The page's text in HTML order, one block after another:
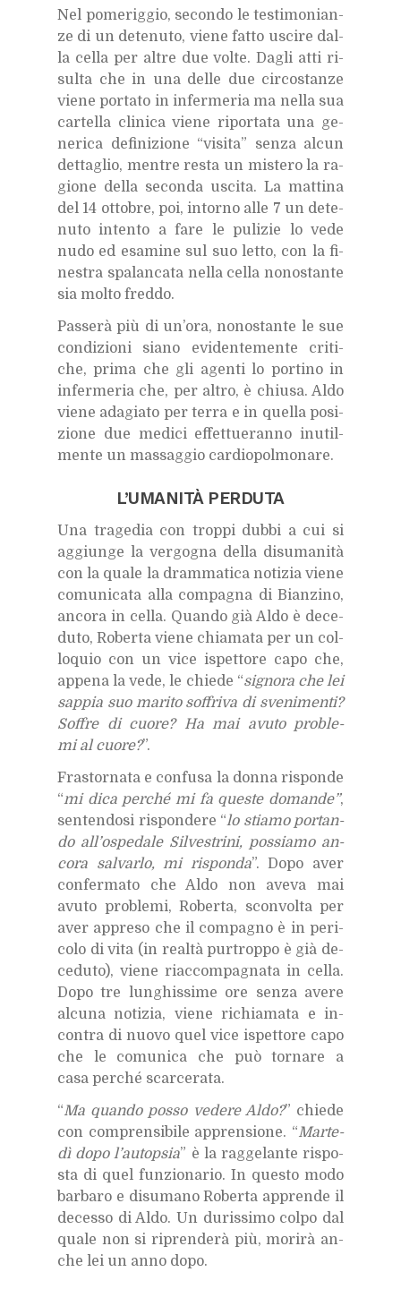
Nel po­me­rig­gio, se­con­do le te­sti­mo­nian­
ze di un de­te­nu­to, vie­ne fat­to usci­re dal­
la cel­la per al­tre due vol­te. Da­gli atti ri­
sul­ta che in una del­le due cir­co­stan­ze
vie­ne por­ta­to in in­fer­me­ria ma nel­la sua
car­tel­la cli­ni­ca vie­ne ri­por­ta­ta una ge­
ne­ri­ca de­fi­ni­zio­ne “vi­si­ta” sen­za al­cun
det­ta­glio, men­tre re­sta un mi­ste­ro la ra­
gio­ne del­la se­con­da usci­ta. La mat­ti­na
del 14 ot­to­bre, poi, in­tor­no alle 7 un de­te­
nu­to in­ten­to a fare le pu­li­zie lo vede
nudo ed esa­mi­ne sul suo let­to, con la fi­
ne­stra spa­lan­ca­ta nel­la cel­la no­no­stan­te
sia mol­to fred­do.
Pas­se­rà più di un’o­ra, no­no­stan­te le sue
con­di­zio­ni sia­no evi­den­te­men­te cri­ti­
che, pri­ma che gli agen­ti lo por­ti­no in
in­fer­me­ria che, per al­tro, è chiu­sa. Aldo
vie­ne ada­gia­to per ter­ra e in quel­la po­si­
zio­ne due me­di­ci ef­fet­tue­ran­no inu­til­
men­te un mas­sag­gio car­dio­pol­mo­na­re.
L’U­MA­NI­TÀ PER­DU­TA
Una tra­ge­dia con trop­pi dub­bi a cui si
ag­giun­ge la ver­go­gna del­la di­su­ma­ni­tà
con la qua­le la dram­ma­ti­ca no­ti­zia vie­ne
co­mu­ni­ca­ta alla com­pa­gna di Bian­zi­no,
an­co­ra in cel­la. Quan­do già Aldo è de­ce­
du­to, Ro­ber­ta vie­ne chia­ma­ta per un col­
lo­quio con un vice ispet­to­re capo che,
ap­pe­na la vede, le chie­de “si­gno­ra che lei
sap­pia suo ma­ri­to sof­fri­va di sve­ni­men­ti?
Sof­fre di cuo­re? Ha mai avu­to pro­ble­
mi al cuo­re?”.
Fra­stor­na­ta e con­fu­sa la don­na ri­spon­de
“mi dica per­ché mi fa que­ste do­man­de”,
sen­ten­do­si ri­spon­de­re “lo stia­mo por­tan­
do al­l’o­spe­da­le Sil­ve­stri­ni, pos­sia­mo an­
co­ra sal­var­lo, mi ri­spon­da”. Dopo aver
con­fer­ma­to che Aldo non ave­va mai
avu­to pro­ble­mi, Ro­ber­ta, scon­vol­ta per
aver ap­pre­so che il com­pa­gno è in pe­ri­
co­lo di vita (in real­tà pur­trop­po è già de­
ce­du­to), vie­ne riac­com­pa­gna­ta in cel­la.
Dopo tre lun­ghis­si­me ore sen­za ave­re
al­cu­na no­ti­zia, vie­ne ri­chia­ma­ta e in­
con­tra di nuo­vo quel vice ispet­to­re capo
che le co­mu­ni­ca che può tor­na­re a
casa per­ché scar­ce­ra­ta.
“Ma quan­do pos­so ve­de­re Aldo?” chie­de
con com­pren­si­bi­le ap­pren­sio­ne. “Mar­te­
dì dopo l’au­top­sia” è la rag­ge­lan­te ri­spo­
sta di quel fun­zio­na­rio. In que­sto modo
bar­ba­ro e di­su­ma­no Ro­ber­ta ap­pren­de il
de­ces­so di Aldo. Un du­ris­si­mo col­po dal
qua­le non si ri­pren­de­rà più, mo­ri­rà an­
che lei un anno dopo.